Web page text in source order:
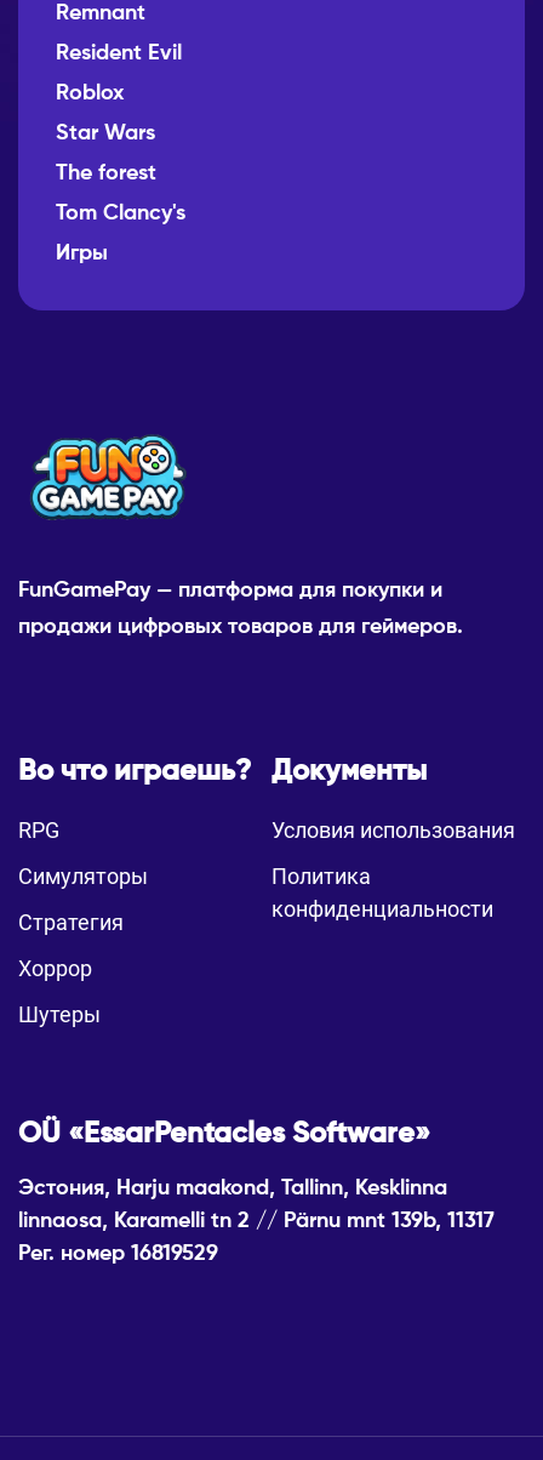
Remnant
Resident Evil
Roblox
Star Wars
The forest
Tom Clancy's
Игры
FunGamePay — платформа для покупки и
продажи цифровых товаров для геймеров.
Во что играешь?
RPG
Симуляторы
Стратегия
Хоррор
Шутеры
Документы
Условия использования
Политика
конфиденциальности
OÜ «EssarPentacles Software»
Эстония, Harju maakond, Tallinn, Kesklinna
linnaosa, Karamelli tn 2 // Pärnu mnt 139b, 11317
Рег. номер 16819529